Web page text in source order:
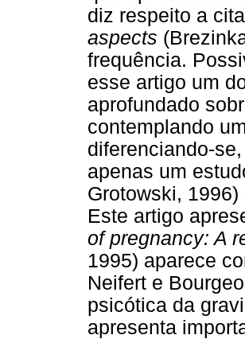
diz respeito a
aspects
frequência.
esse artigo um
aprofundado
contemplando
diferenciando-
apenas um
Grotowski,
Este artigo
of pregnancy: A
1995) aparece
Neifert e
psicótica da
apresenta